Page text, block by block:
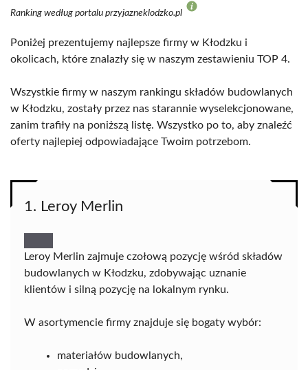
Ranking według portalu przyjazneklodzko.pl
Poniżej prezentujemy najlepsze firmy w Kłodzku i
okolicach, które znalazły się w naszym zestawieniu TOP 4.
Wszystkie firmy w naszym rankingu składów budowlanych
w Kłodzku, zostały przez nas starannie wyselekcjonowane,
zanim trafiły na poniższą listę. Wszystko po to, aby znaleźć
oferty najlepiej odpowiadające Twoim potrzebom.
1. Leroy Merlin
Leroy Merlin zajmuje czołową pozycję wśród składów
budowlanych w Kłodzku, zdobywając uznanie
klientów i silną pozycję na lokalnym rynku.
W asortymencie firmy znajduje się bogaty wybór:
materiałów budowlanych,